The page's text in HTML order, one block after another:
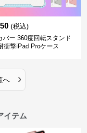
(税込)
バー 360度回転スタンド
衝撃iPad Proケース
へ ›
イテム